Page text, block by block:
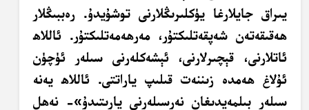
يىراق جايلارغا يۈكلىرىڭلارنى توشۇيدۇ. رەببىڭلار
ھەقىقەتەن شەپقەتلىكتۇر، مەرھەمەتلىكتۇر. ئاللاھ
ئاتلارنى، قېچىرلارنى، ئېشەكلەرنى سىلەر ئۈچۈن
ئۇلاغ ھەمدە زىننەت قىلىپ ياراتتى. ئاللاھ يەنە
سىلەر بىلمەيدىغان نەرسىلەرنى يارىتىدۇ»- نەھل